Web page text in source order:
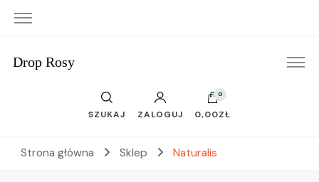
Drop Rosy
SZUKAJ ZALOGUJ
0
0,00ZŁ
Strona główna Sklep Naturalis